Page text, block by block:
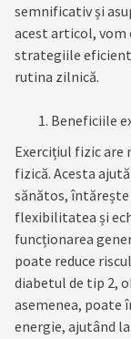
semnificativ și
acest articol, vom
strategiile
rutina zilnică.
Beneficiile
Exercițiul fizic are
fizică. Acesta
sănătos,
flexibilitatea și
funcționarea
poate reduce
diabetul de tip 2,
asemenea, poate
energie, ajutând